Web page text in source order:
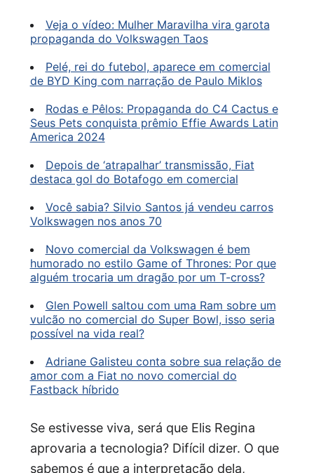
Veja o vídeo: Mulher Maravilha vira garota
propaganda do Volkswagen Taos
Pelé, rei do futebol, aparece em comercial
de BYD King com narração de Paulo Miklos
Rodas e Pêlos: Propaganda do C4 Cactus e
Seus Pets conquista prêmio Effie Awards Latin
America 2024
Depois de ‘atrapalhar’ transmissão, Fiat
destaca gol do Botafogo em comercial
Você sabia? Silvio Santos já vendeu carros
Volkswagen nos anos 70
Novo comercial da Volkswagen é bem
humorado no estilo Game of Thrones: Por que
alguém trocaria um dragão por um T-cross?
Glen Powell saltou com uma Ram sobre um
vulcão no comercial do Super Bowl, isso seria
possível na vida real?
Adriane Galisteu conta sobre sua relação de
amor com a Fiat no novo comercial do
Fastback híbrido
Se estivesse viva, será que Elis Regina
aprovaria a tecnologia? Difícil dizer. O que
sabemos é que a interpretação dela,